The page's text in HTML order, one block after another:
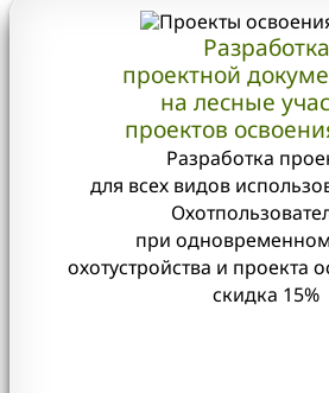
Разработка
проектной
на лесные
проектов
Разработка
для всех видов
при
охотустройства и проекта
скидка 15%